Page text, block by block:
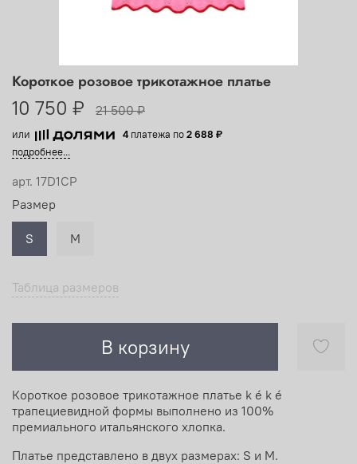
арт. 17D1CP
Короткое розовое трикотажное платье
10 750 ₽ 21 500 ₽
или 4 платежа по2 688 ₽
подробнее...
Таблица размеров
В корзину
Размер
S M
Короткое розовое трикотажное платье k é k é
трапециевидной формы выполнено из 100%
премиального итальянского хлопка.
Платье представлено в двух размерах: S и М.